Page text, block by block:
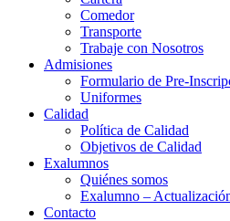
Comedor
Transporte
Trabaje con Nosotros
Admisiones
Formulario de Pre-
Uniformes
Calidad
Política de Calidad
Objetivos de Calidad
Exalumnos
Quiénes somos
Exalumno –
Contacto